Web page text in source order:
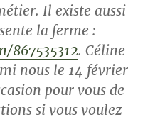
Il existe aussi
la ferme :
867535312. Céline
nous le 14 février
pour vous de
si vous voulez